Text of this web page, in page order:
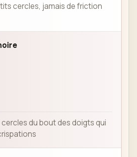
cercles, jamais de friction
du bout des doigts qui